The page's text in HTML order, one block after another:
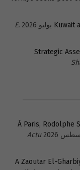
Kuwait
E.
Strategic
À Paris, Rodolphe
Actu
A Zaoutar El-